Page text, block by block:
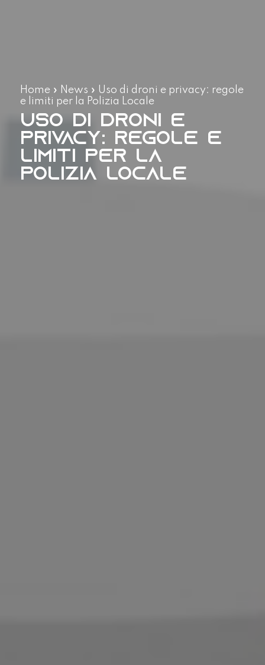
Home» News » Uso di droni e privacy: regole
e limiti per la Polizia Locale
Uso di droni e
privacy: regole e
limiti per la
Polizia Locale